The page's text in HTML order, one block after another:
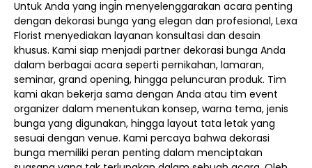
Untuk Anda yang ingin menyelenggarakan acara penting
dengan dekorasi bunga yang elegan dan profesional, Lexa
Florist menyediakan layanan konsultasi dan desain
khusus. Kami siap menjadi partner dekorasi bunga Anda
dalam berbagai acara seperti pernikahan, lamaran,
seminar, grand opening, hingga peluncuran produk. Tim
kami akan bekerja sama dengan Anda atau tim event
organizer dalam menentukan konsep, warna tema, jenis
bunga yang digunakan, hingga layout tata letak yang
sesuai dengan venue. Kami percaya bahwa dekorasi
bunga memiliki peran penting dalam menciptakan